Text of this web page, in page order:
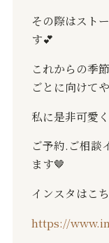
その際はスト
す💕
これからの季
ごとに向けて
私に是非可愛
ご予約. ご相談
ます🤎
インスタはこ
https://